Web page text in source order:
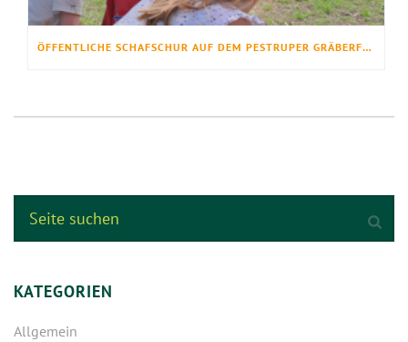
ÖFFENTLICHE SCHAFSCHUR AUF DEM PESTRUPER GRÄBERFELD
KATEGORIEN
Allgemein